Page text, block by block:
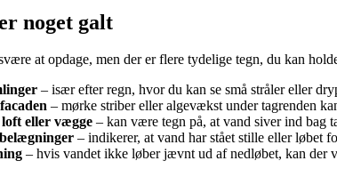
noget galt
at opdage, men der er flere tydelige tegn, du kan
– især efter regn, hvor du kan se små stråler eller
– mørke striber eller algevækst under tagrenden
eller vægge – kan være tegn på, at vand siver ind bag
– indikerer, at vand har stået stille eller løbet
– hvis vandet ikke løber jævnt ud af nedløbet, kan der